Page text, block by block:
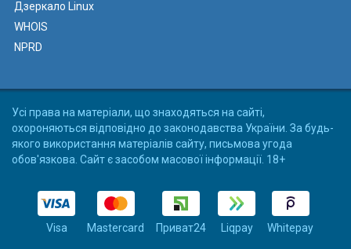
Дзеркало Linux
WHOIS
NPRD
Усі права на матеріали, що знаходяться на сайті,
охороняються відповідно до законодавства України. За будь-
якого використання матеріалів сайту, письмова угода
обов'язкова. Сайт є засобом масової інформації. 18+
Visa Mastercard Приват24 Liqpay Whitepay